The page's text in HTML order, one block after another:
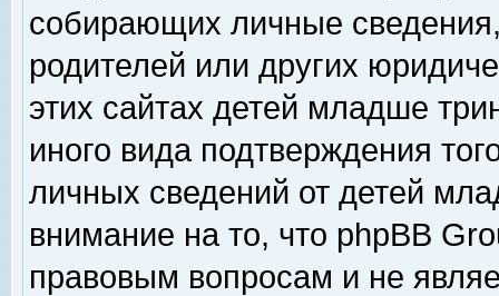
собирающих личные
родителей или других
этих сайтах детей младше
иного вида подтверждения
личных сведений от детей
внимание на то, что phpBB
правовым вопросам и не